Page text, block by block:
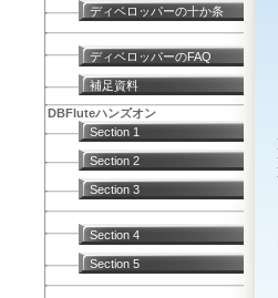
ディベロッパーの十か条
ディベロッパーのFAQ
補足資料
DBFluteハンズオン
Section 1
Section 2
Section 3
Section 4
Section 5